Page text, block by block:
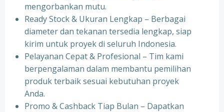
mengorbankan mutu.
Ready Stock & Ukuran Lengkap – Berbagai
diameter dan tekanan tersedia lengkap, siap
kirim untuk proyek di seluruh Indonesia.
Pelayanan Cepat & Profesional – Tim kami
berpengalaman dalam membantu pemilihan
produk terbaik sesuai kebutuhan proyek
Anda.
Promo & Cashback Tiap Bulan – Dapatkan